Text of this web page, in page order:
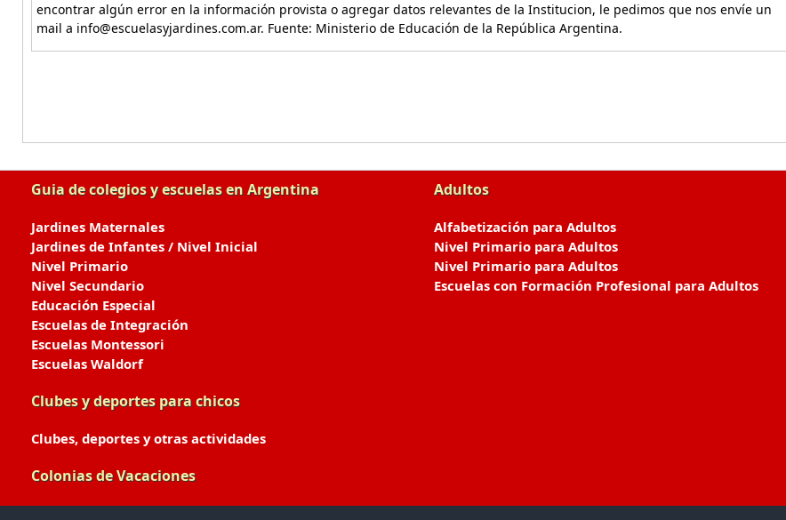
encontrar algún error en la información provista o agregar datos relevantes de la Institucion, le pedimos que nos envíe un
mail a info@escuelasyjardines.com.ar. Fuente: Ministerio de Educación de la República Argentina.
Guia de colegios y escuelas en Argentina
Jardines Maternales
Jardines de Infantes / Nivel Inicial
Nivel Primario
Nivel Secundario
Educación Especial
Escuelas de Integración
Escuelas Montessori
Escuelas Waldorf
Clubes y deportes para chicos
Clubes, deportes y otras actividades
Colonias de Vacaciones
Adultos
Alfabetización para Adultos
Nivel Primario para Adultos
Nivel Primario para Adultos
Escuelas con Formación Profesional para Adultos